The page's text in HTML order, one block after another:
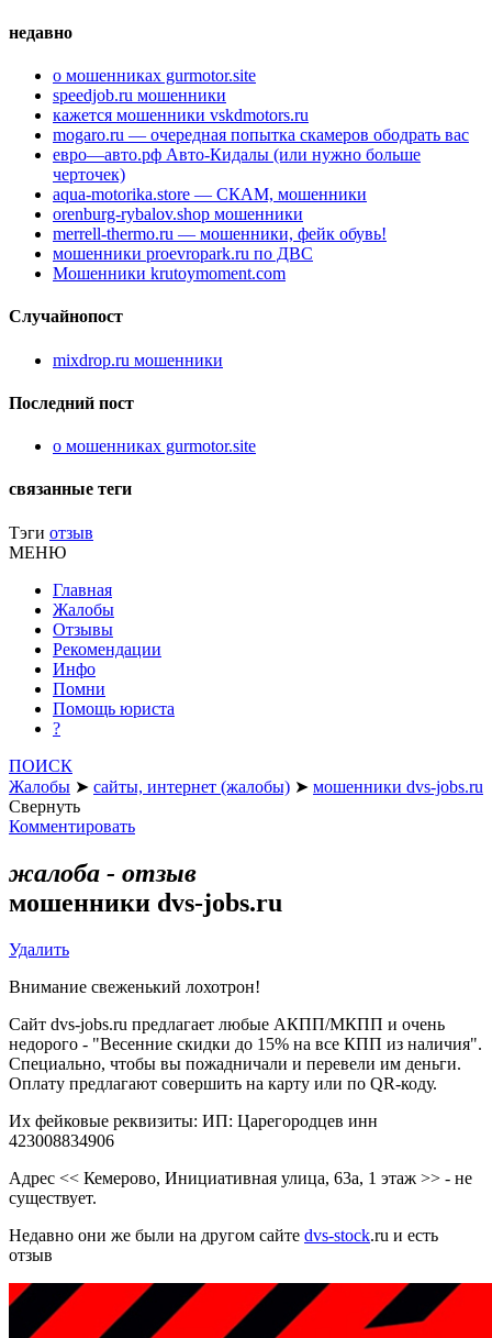
недавно
о мошенниках gurmotor.site
speedjob.ru мошенники
кажется мошенники vskdmotors.ru
mogaro.ru — очередная попытка скамеров ободрать вас
евро—авто.рф Авто-Кидалы (или нужно больше
черточек)
aqua-motorika.store — СКАМ, мошенники
orenburg-rybalov.shop мошенники
merrell-thermo.ru — мошенники, фейк обувь!
мошенники proevropark.ru по ДВС
Мошенники krutoymoment.com
Случайнопост
mixdrop.ru мошенники
Последний пост
о мошенниках gurmotor.site
связанные теги
Тэги отзыв
МЕНЮ
Главная
Жалобы
Отзывы
Рекомендации
Инфо
Помни
Помощь юриста
?
ПОИСК
Жалобы ➤ сайты, интернет (жалобы) ➤ мошенники dvs-jobs.ru
Свернуть
Комментировать
жалоба - отзыв
мошенники dvs-jobs.ru
Удалить
Внимание свеженький лохотрон!
Сайт dvs-jobs.ru предлагает любые АКПП/МКПП и очень
недорого - "Весенние скидки до 15% на все КПП из наличия".
Специально, чтобы вы пожадничали и перевели им деньги.
Оплату предлагают совершить на карту или по QR-коду.
Их фейковые реквизиты: ИП: Царегородцев инн
423008834906
Адрес << Кемерово, ​Инициативная улица, 63а, 1 этаж >> - не
существует.
Недавно они же были на другом сайте dvs-stock.ru и есть
отзыв